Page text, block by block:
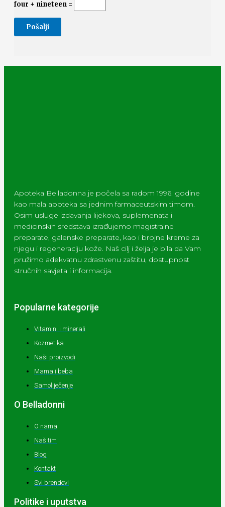
four + nineteen =
Apoteka Belladonna je počela sa radom 1996. godine
kao mala apoteka sa jednim farmaceutskim timom.
Osim usluge izdavanja lijekova, suplemenata i
medicinskih sredstava izrađujemo magistralne
preparate, galenske preparate, kao i brojne kreme za
njegu i regeneraciju kože. Naš cilj i želja je bila da Vam
pružimo adekvatnu zdrastvenu zaštitu, dostupnost
stručnih savjeta i informacija.
Popularne kategorije
Vitamini i minerali
Kozmetika
Naši proizvodi
Mama i beba
Samoliječenje
O Belladonni
O nama
Naš tim
Blog
Kontakt
Svi brendovi
Politike i uputstva